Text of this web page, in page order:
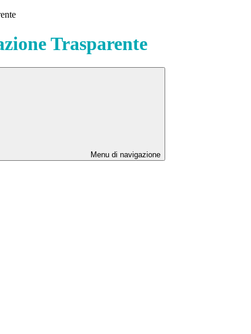
Trasparente
Menu di navigazione